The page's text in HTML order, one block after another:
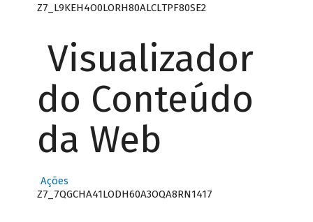
Z7_L9KEH4O0LORH80ALCLTPF80SE2
Visualizador
do Conteúdo
da Web
Ações
Z7_7QGCHA41LODH60A3OQA8RN1417